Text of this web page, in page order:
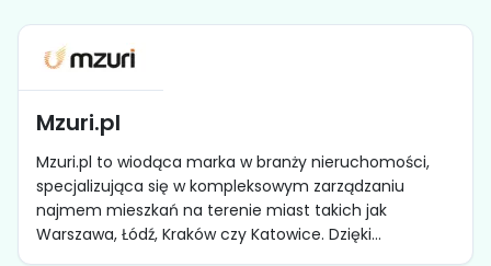
Mzuri.pl
Mzuri.pl to wiodąca marka w branży nieruchomości,
specjalizująca się w kompleksowym zarządzaniu
najmem mieszkań na terenie miast takich jak
Warszawa, Łódź, Kraków czy Katowice. Dzięki...